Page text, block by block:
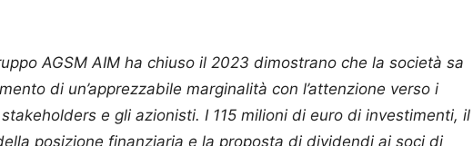
AGSM AIM ha chiuso il 2023 dimostrano che la società sa
di un’apprezzabile marginalità con l’attenzione verso i
e gli azionisti. I 115 milioni di euro di investimenti, il
posizione finanziaria e la proposta di dividendi ai soci di